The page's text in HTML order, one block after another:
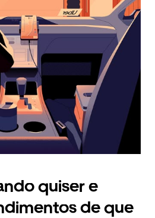
quiser e
de que